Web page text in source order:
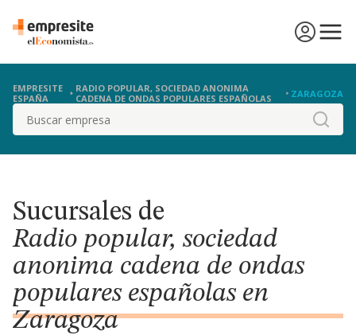
EMPRESITE
ESPAÑA
RADIO POPULAR, SOCIEDAD ANONIMA
CADENA DE ONDAS POPULARES ESPAÑOLAS
ZARAGOZA
Buscar
Sucursales de
Radio popular, sociedad
anonima cadena de ondas
populares españolas en
Zaragoza